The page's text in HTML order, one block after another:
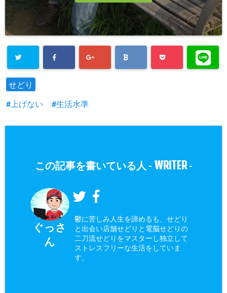
せどり
上げない
生活水準
この記事を書いている人 - WRITER-
ぐっさ
ん
鬱に苦しみ人生を諦めるも、せどり
と出会い店舗せどりと電脳せどりの
二刀流せどりをマスターし独立して
ストレスフリーな生活をしていま
す。